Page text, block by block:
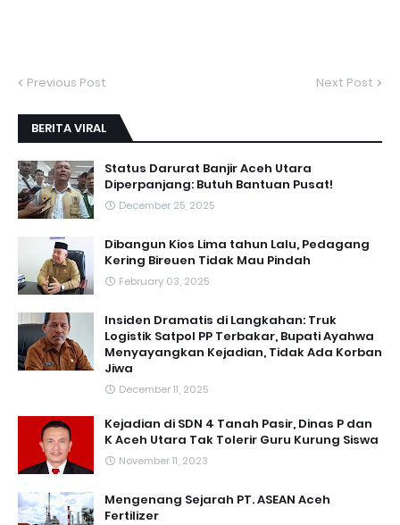
Previous Post Next Post
BERITA VIRAL
Status Darurat Banjir Aceh Utara
Diperpanjang: Butuh Bantuan Pusat!
December 25, 2025
Dibangun Kios Lima tahun Lalu, Pedagang
Kering Bireuen Tidak Mau Pindah
February 03, 2025
Insiden Dramatis di Langkahan: Truk
Logistik Satpol PP Terbakar, Bupati Ayahwa
Menyayangkan Kejadian, Tidak Ada Korban
Jiwa
December 11, 2025
Kejadian di SDN 4 Tanah Pasir, Dinas P dan
K Aceh Utara Tak Tolerir Guru Kurung Siswa
November 11, 2023
Mengenang Sejarah PT. ASEAN Aceh
Fertilizer